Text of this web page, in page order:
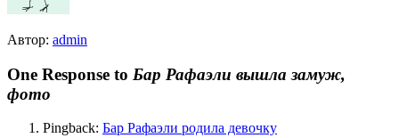
Автор: admin
One Response to Бар Рафаэли вышла замуж,
фото
Pingback: Бар Рафаэли родила девочку